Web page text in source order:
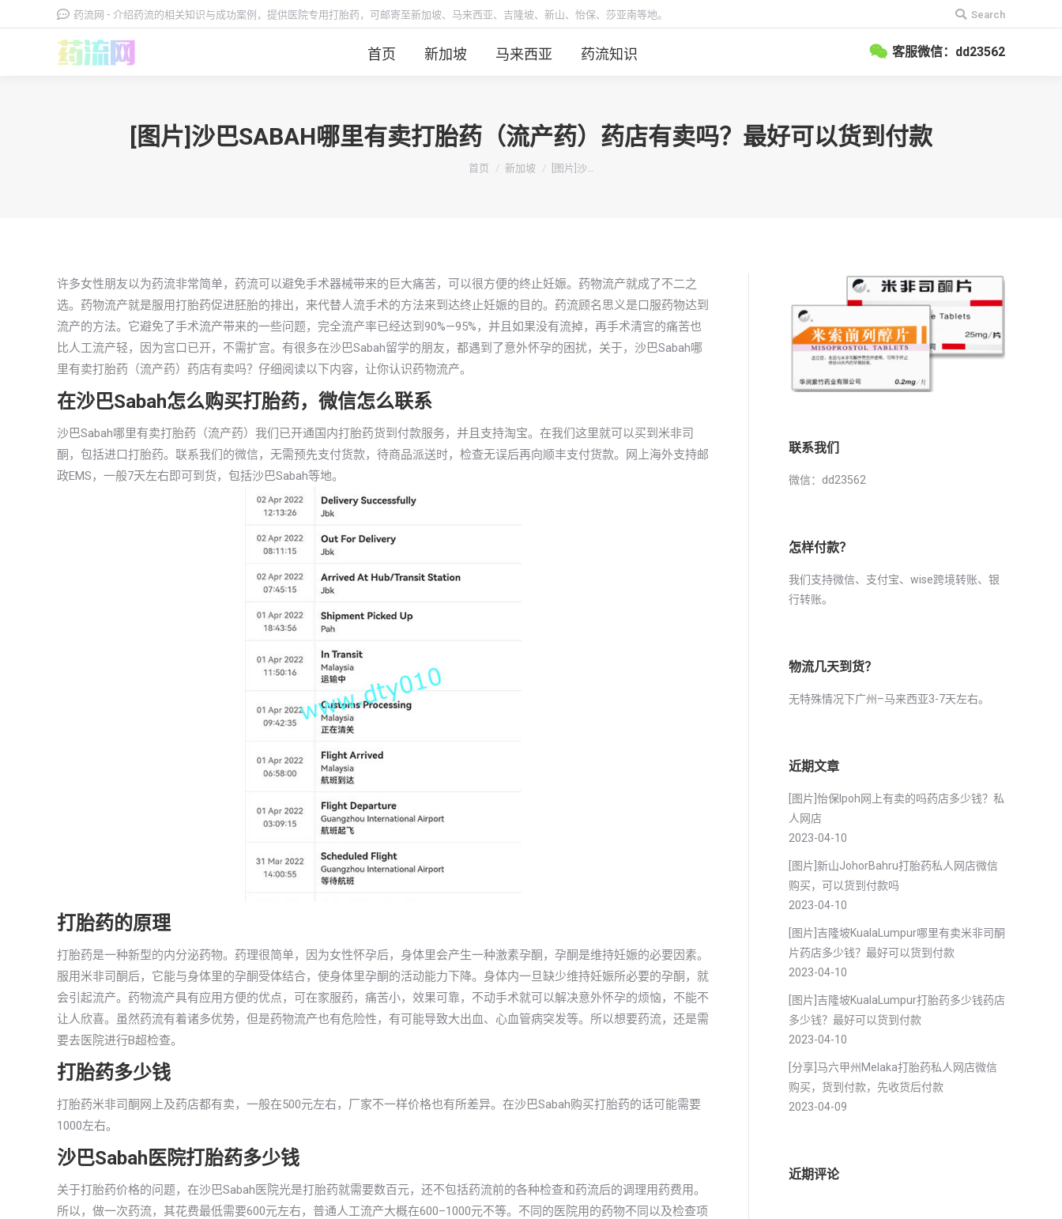
药流网 - 介绍药流的相关知识与成功案例，提供医院专用打胎药，可邮寄至新加坡、马来西亚、吉隆坡、新山、怡保、莎亚南等地。
搜
索：
Search
首页 新加坡 马来西亚 药流知识 客服微信：dd23562
[图片]沙巴SABAH哪里有卖打胎药（流产药）药店有卖吗？最好可以货到付款
你在这里：
首页 新加坡 [图片]沙…
许多女性朋友以为药流非常简单，药流可以避免手术器械带来的巨大痛苦，可以很方便的终止妊娠。药物流产就成了不二之
选。药物流产就是服用打胎药促进胚胎的排出，来代替人流手术的方法来到达终止妊娠的目的。药流顾名思义是口服药物达到
流产的方法。它避免了手术流产带来的一些问题，完全流产率已经达到90%—95%，并且如果没有流掉，再手术清宫的痛苦也
比人工流产轻，因为宫口已开，不需扩宫。有很多在沙巴Sabah留学的朋友，都遇到了意外怀孕的困扰，关于，沙巴Sabah哪
里有卖打胎药（流产药）药店有卖吗？仔细阅读以下内容，让你认识药物流产。
在沙巴Sabah怎么购买打胎药，微信怎么联系
沙巴Sabah哪里有卖打胎药（流产药）我们已开通国内打胎药货到付款服务，并且支持淘宝。在我们这里就可以买到米非司
酮，包括进口打胎药。联系我们的微信，无需预先支付货款，待商品派送时，检查无误后再向顺丰支付货款。网上海外支持邮
政EMS，一般7天左右即可到货，包括沙巴Sabah等地。
打胎药的原理
打胎药是一种新型的内分泌药物。药理很简单，因为女性怀孕后，身体里会产生一种激素孕酮，孕酮是维持妊娠的必要因素。
服用米非司酮后，它能与身体里的孕酮受体结合，使身体里孕酮的活动能力下降。身体内一旦缺少维持妊娠所必要的孕酮，就
会引起流产。药物流产具有应用方便的优点，可在家服药，痛苦小，效果可靠，不动手术就可以解决意外怀孕的烦恼，不能不
让人欣喜。虽然药流有着诸多优势，但是药物流产也有危险性，有可能导致大出血、心血管病突发等。所以想要药流，还是需
要去医院进行B超检查。
打胎药多少钱
打胎药米非司酮网上及药店都有卖，一般在500元左右，厂家不一样价格也有所差异。在沙巴Sabah购买打胎药的话可能需要
1000左右。
沙巴Sabah医院打胎药多少钱
关于打胎药价格的问题，在沙巴Sabah医院光是打胎药就需要数百元，还不包括药流前的各种检查和药流后的调理用药费用。
所以，做一次药流，其花费最低需要600元左右，普通人工流产大概在600–1000元不等。不同的医院用的药物不同以及检查项
联系我们
微信：dd23562
怎样付款？
我们支持微信、支付宝、wise跨境转账、银
行转账。
物流几天到货？
无特殊情况下广州–马来西亚3-7天左右。
近期文章
[图片]怡保lpoh网上有卖的吗药店多少钱？私
人网店
2023-04-10
[图片]新山JohorBahru打胎药私人网店微信
购买，可以货到付款吗
2023-04-10
[图片]吉隆坡KualaLumpur哪里有卖米非司酮
片药店多少钱？最好可以货到付款
2023-04-10
[图片]吉隆坡KualaLumpur打胎药多少钱药店
多少钱？最好可以货到付款
2023-04-10
[分享]马六甲州Melaka打胎药私人网店微信
购买，货到付款，先收货后付款
2023-04-09
近期评论